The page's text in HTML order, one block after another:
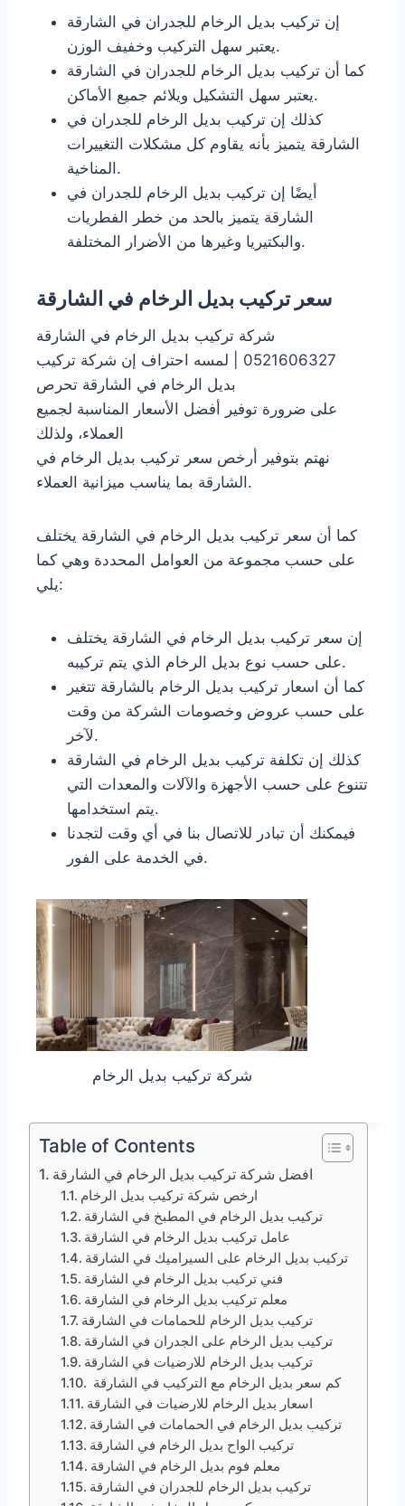
إن تركيب بديل الرخام للجدران في الشارقة
يعتبر سهل التركيب وخفيف الوزن.
كما أن تركيب بديل الرخام للجدران في الشارقة
يعتبر سهل التشكيل ويلائم جميع الأماكن.
كذلك إن تركيب بديل الرخام للجدران في
الشارقة يتميز بأنه يقاوم كل مشكلات التغييرات
المناخية.
أيضًا إن تركيب بديل الرخام للجدران في
الشارقة يتميز بالحد من خطر الفطريات
والبكتيريا وغيرها من الأضرار المختلفة.
سعر تركيب بديل الرخام في الشارقة
شركة تركيب بديل الرخام في الشارقة
0521606327 | لمسه احتراف إن شركة تركيب
بديل الرخام في الشارقة تحرص
على ضرورة توفير أفضل الأسعار المناسبة لجميع
العملاء، ولذلك
نهتم بتوفير أرخص سعر تركيب بديل الرخام في
الشارقة بما يناسب ميزانية العملاء.
كما أن سعر تركيب بديل الرخام في الشارقة يختلف
على حسب مجموعة من العوامل المحددة وهي كما
يلي:
إن سعر تركيب بديل الرخام في الشارقة يختلف
على حسب نوع بديل الرخام الذي يتم تركيبه.
كما أن اسعار تركيب بديل الرخام بالشارقة تتغير
على حسب عروض وخصومات الشركة من وقت
لآخر.
كذلك إن تكلفة تركيب بديل الرخام في الشارقة
تتنوع على حسب الأجهزة والآلات والمعدات التي
يتم استخدامها.
فيمكنك أن تبادر للاتصال بنا في أي وقت لتجدنا
في الخدمة على الفور.
شركة تركيب بديل الرخام
Table of Contents
افضل شركة تركيب بديل الرخام في الشارقة
ارخص شركة تركيب بديل الرخام
تركيب بديل الرخام في المطبخ في الشارقة
عامل تركيب بديل الرخام في الشارقة
تركيب بديل الرخام على السيراميك في الشارقة
فني تركيب بديل الرخام في الشارقة
معلم تركيب بديل الرخام في الشارقة
تركيب بديل الرخام للحمامات في الشارقة
تركيب بديل الرخام على الجدران في الشارقة
تركيب بديل الرخام للارضيات في الشارقة
كم سعر بديل الرخام مع التركيب في الشارقة
اسعار بديل الرخام للارضيات في الشارقة
تركيب بديل الرخام في الحمامات في الشارقة
تركيب الواح بديل الرخام في الشارقة
معلم فوم بديل الرخام في الشارقة
تركيب بديل الرخام للجدران في الشارقة